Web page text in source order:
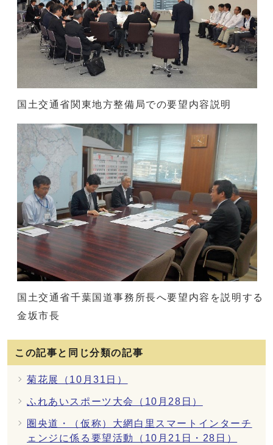
国土交通省関東地方整備局での要望内容説明
国土交通省千葉国道事務所長へ要望内容を説明する
金坂市長
この記事と同じ分類の記事
菊花展（10月31日）
ふれあいスポーツ大会（10月28日）
圏央道・（仮称）大網白里スマートインターチ
ェンジに係る要望活動（10月21日・28日）